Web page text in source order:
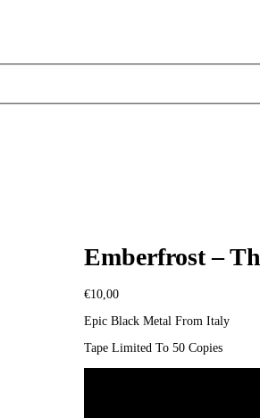
Emberfrost –
€10,00
Epic Black Metal From Italy
Tape Limited To 50 Copies